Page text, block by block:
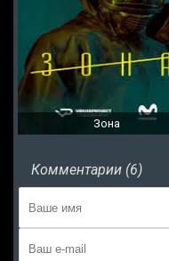
Зона
Комментарии (6)